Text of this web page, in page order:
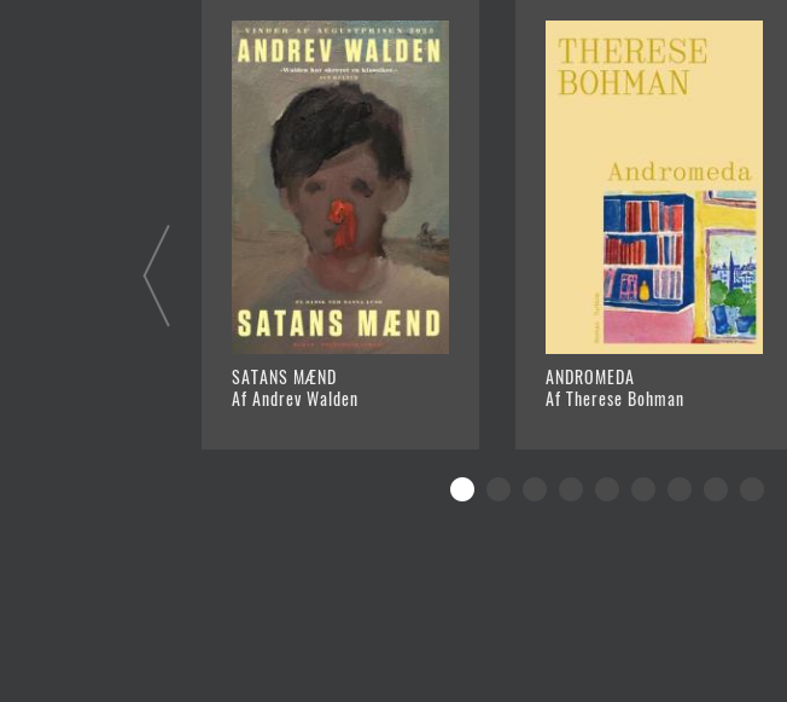
SATANS MÆND
Af Andrev Walden
ANDROMEDA
Af Therese Bohman